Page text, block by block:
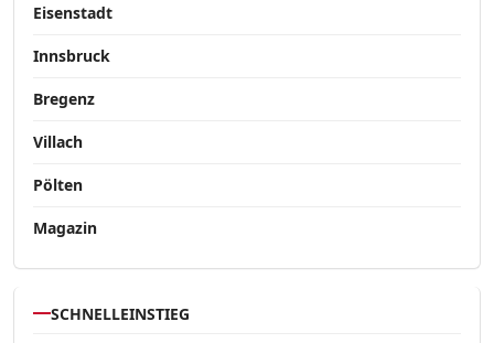
Eisenstadt
Innsbruck
Bregenz
Villach
Pölten
Magazin
SCHNELLEINSTIEG